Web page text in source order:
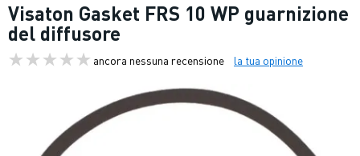
Visaton Gasket FRS 10 WP guarnizione
del diffusore
ancora nessuna recensione la tua opinione